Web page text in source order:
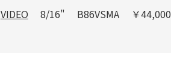
VIDEO 8/16" B86VSMA ￥44,000